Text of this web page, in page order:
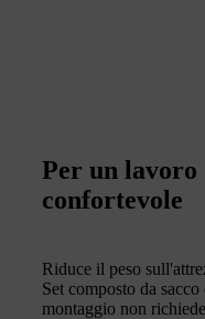
Per un lavoro
confortevole
Riduce il peso
Set composto da
montaggio non